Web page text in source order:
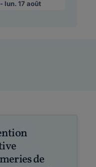
lun. 17 août
de